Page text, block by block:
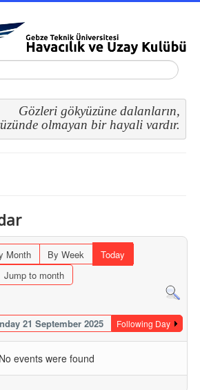
Gözleri gökyüzüne dalanların,
olmayan bir hayali vardır.
Month By Week
Today
Jump to month
21 September 2025 Following Day
No events were found